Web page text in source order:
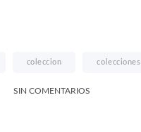
coleccion colecciones
SIN COMENTARIOS